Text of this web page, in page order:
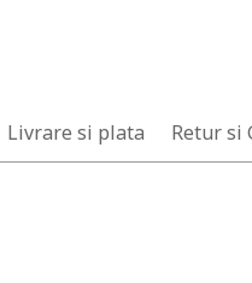
Livrare si plata Retur si